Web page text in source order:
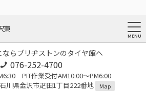
東
ならブリヂストンのタイヤ館へ
076-252-4700
PIT作業受付AM10:00～PM6:00
川県金沢市疋田1丁目222番地
Map